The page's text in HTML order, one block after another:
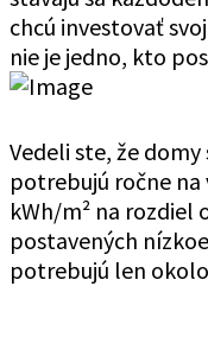
chcú investovať
nie je jedno, kto
Vedeli ste, že
potrebujú ročne na
kWh/m² na rozdiel
postavených
potrebujú len